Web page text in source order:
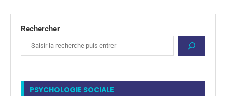
Rechercher
PSYCHOLOGIE SOCIALE